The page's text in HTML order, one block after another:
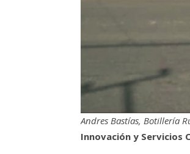
Andres Bastías, Botillería
Innovación y Servicios